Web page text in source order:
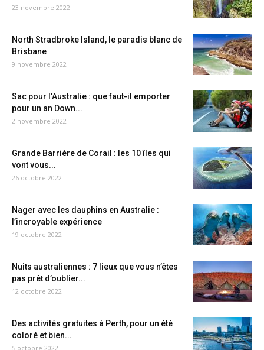
23 novembre 2022
North Stradbroke Island, le paradis blanc de
Brisbane
9 novembre 2022
Sac pour l’Australie : que faut-il emporter
pour un an Down...
2 novembre 2022
Grande Barrière de Corail : les 10 îles qui
vont vous...
26 octobre 2022
Nager avec les dauphins en Australie :
l’incroyable expérience
19 octobre 2022
Nuits australiennes : 7 lieux que vous n’êtes
pas prêt d’oublier...
12 octobre 2022
Des activités gratuites à Perth, pour un été
coloré et bien...
5 octobre 2022